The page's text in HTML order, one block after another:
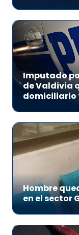
Imputado
de Valdivia
Hombre
en el sector